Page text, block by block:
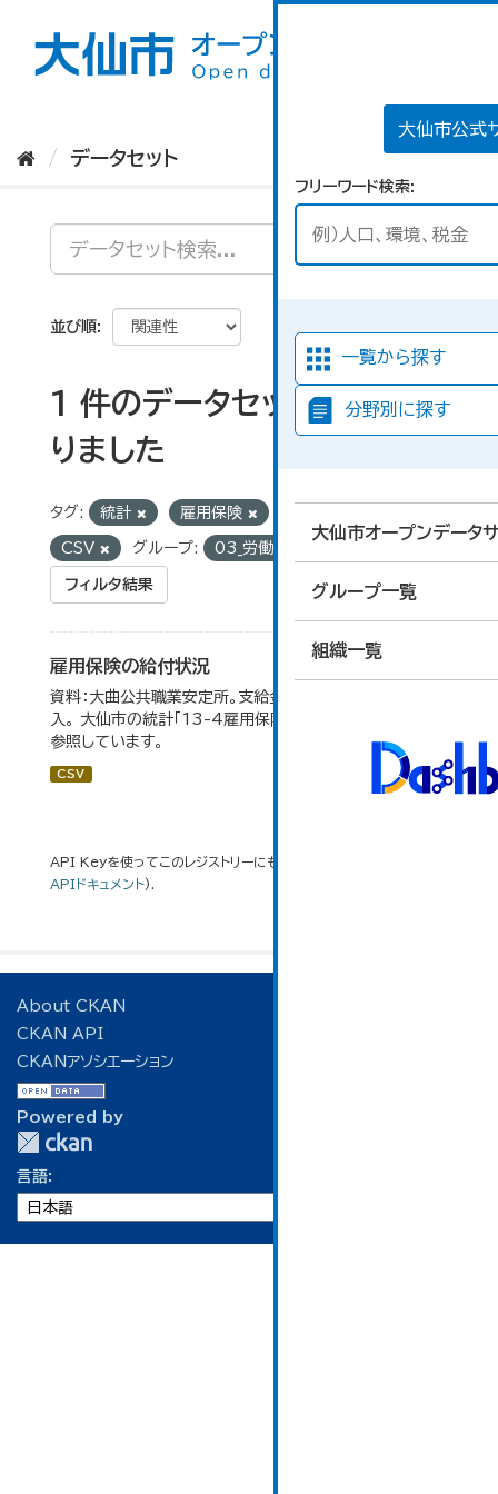
大仙市公式
フリーワード検索
一覧から探す
分野別に探す
大仙市オープンデータ
グループ一覧
組織一覧
データセット
並び順
1 件のデータセットが見つか
りました
タグ: 統計 雇用保険
CSV グループ: 03_労働・賃金
フィルタ結果
雇用保険の給付状況
資料：大曲公共職業安定所。支給金額の千円未満は四捨五
入。 大仙市の統計「13-4雇用保険の給付状況」のデータを
参照しています。
CSV
API Keyを使ってこのレジストリーにもアクセス可能です
APIドキュメント).
About CKAN
CKAN API
CKANアソシエーション
Powered by
言語